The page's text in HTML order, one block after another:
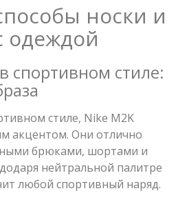
носки и
одеждой
спортивном стиле:
стиле, Nike M2K
акцентом. Они отлично
брюками, шортами и
нейтральной палитре
любой спортивный наряд.